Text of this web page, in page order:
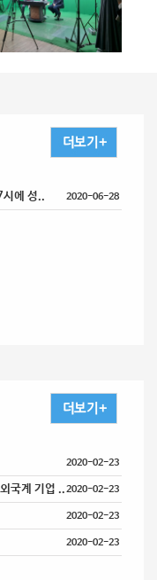
에 성.. 2020-06-28
2020-02-23
국계 기업 ..2020-02-23
2020-02-23
2020-02-23